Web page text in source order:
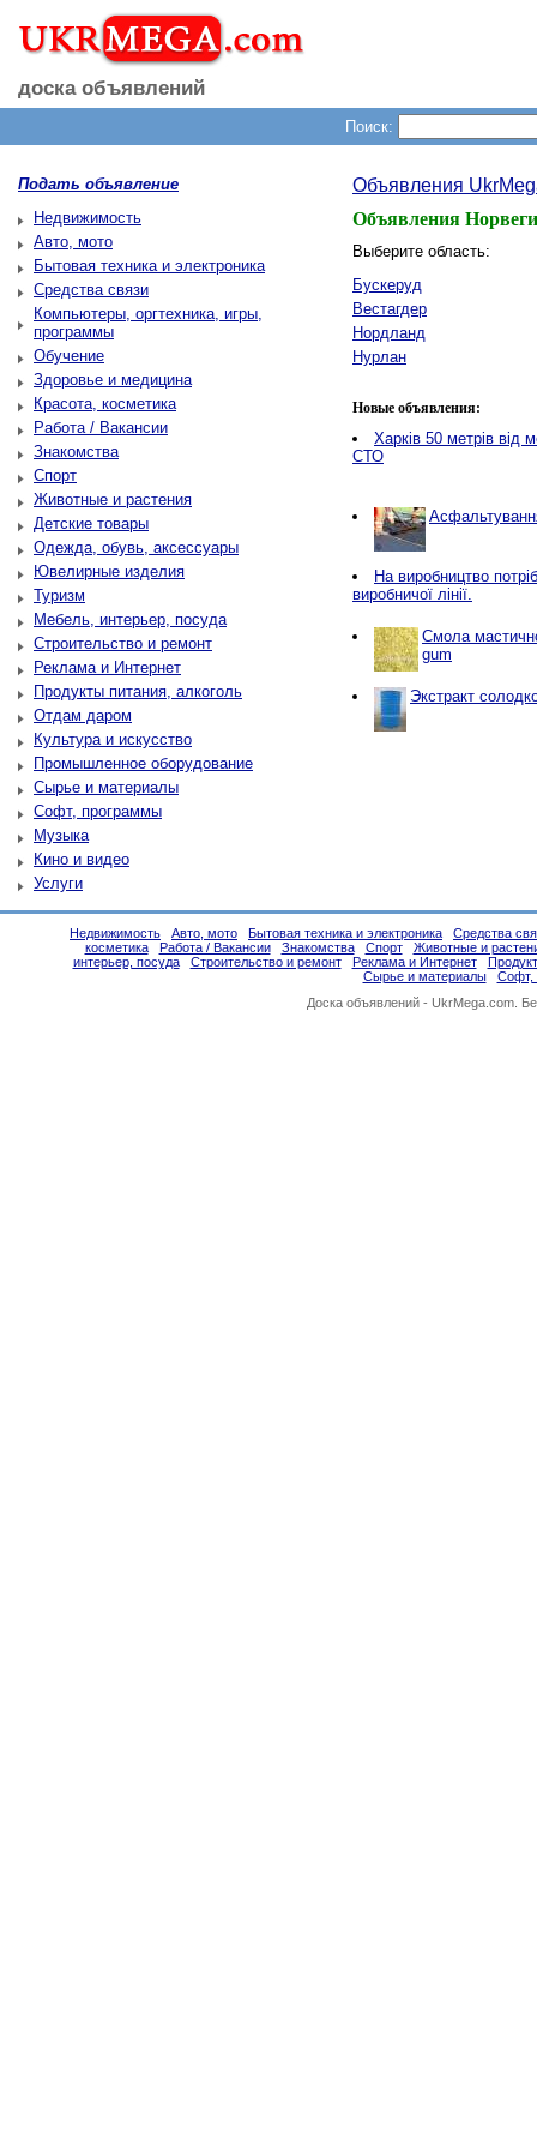
доска объявлений
Поиск:
Подать объявление
Недвижимость
Авто, мото
Бытовая техника и электроника
Средства связи
Компьютеры, оргтехника, игры,
программы
Обучение
Здоровье и медицина
Красота, косметика
Работа / Вакансии
Знакомства
Спорт
Животные и растения
Детские товары
Одежда, обувь, аксессуары
Ювелирные изделия
Туризм
Мебель, интерьер, посуда
Строительство и ремонт
Реклама и Интернет
Продукты питания, алкоголь
Отдам даром
Культура и искусство
Промышленное оборудование
Сырье и материалы
Софт, программы
Музыка
Кино и видео
Услуги
Объявления
Объявления
Выберите область:
Бускеруд
Вестагдер
Нордланд
Нурлан
Новые объявления:
Харків 50 метрів від
СТО
Нa виробництво
виробничої лінії.
Смола
gum
Экстракт
Недвижимость Авто, мото Бытовая техника и электроника
Средства
косметика
Работа / Вакансии Знакомства Спорт
Животные и
интерьер, посуда
Строительство и ремонт Реклама и Интернет
Сырье и материалы
Софт,
Доска объявлений - UkrMega.com.